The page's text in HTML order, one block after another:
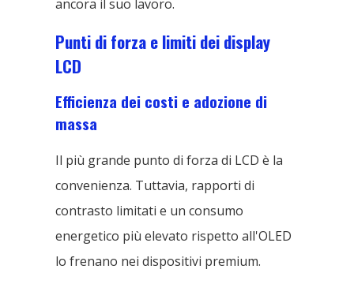
ancora il suo lavoro.
Punti di forza e limiti dei display
LCD
Efficienza dei costi e adozione di
massa
Il più grande punto di forza di LCD è la
convenienza. Tuttavia, rapporti di
contrasto limitati e un consumo
energetico più elevato rispetto all'OLED
lo frenano nei dispositivi premium.